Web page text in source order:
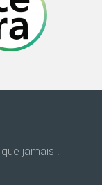
jamais !